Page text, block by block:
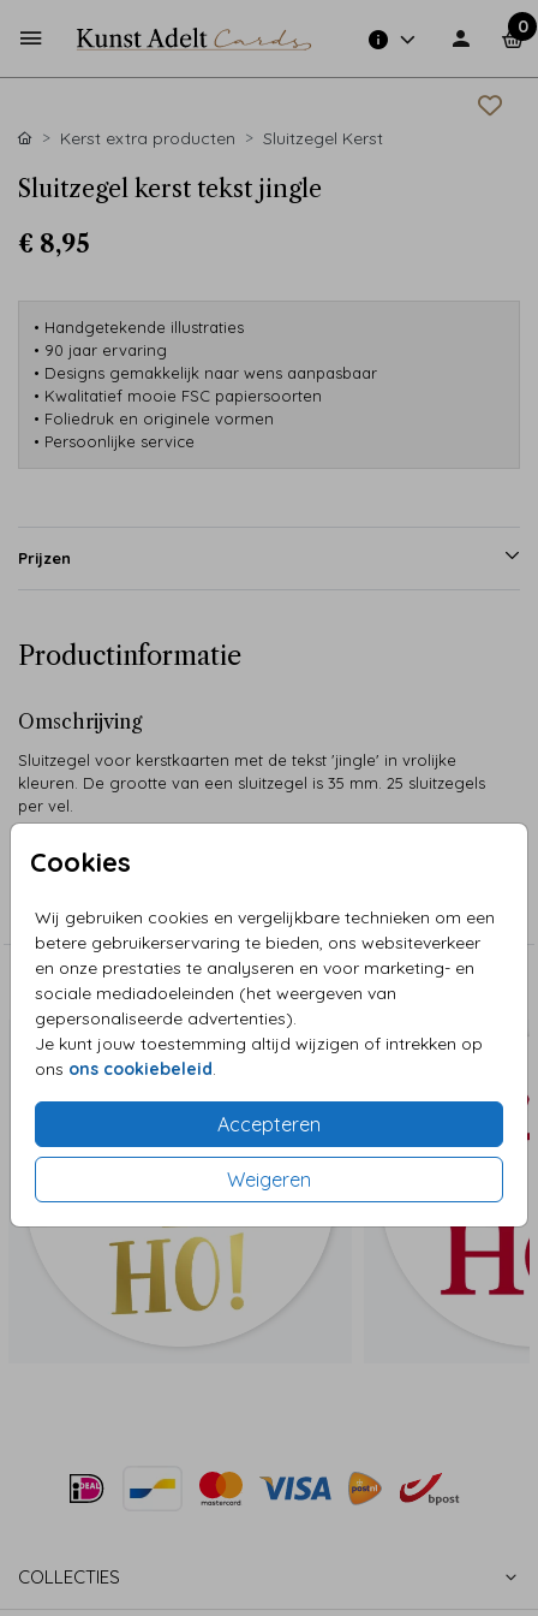
0
Cookies
Wij gebruiken cookies en vergelijkbare technieken om een
betere gebruikerservaring te bieden, ons websiteverkeer
en onze prestaties te analyseren en voor marketing- en
sociale mediadoeleinden (het weergeven van
gepersonaliseerde advertenties).
Je kunt jouw toestemming altijd wijzigen of intrekken op
ons ons cookiebeleid
Accepteren
Weigeren
Kerst extra producten Sluitzegel Kerst
Sluitzegel kerst tekst jingle
€ 8,95
• Handgetekende illustraties
• 90 jaar ervaring
• Designs gemakkelijk naar wens aanpasbaar
• Kwalitatief mooie FSC papiersoorten
• Foliedruk en originele vormen
• Persoonlijke service
Prijzen
Productinformatie
Omschrijving
Sluitzegel voor kerstkaarten met de tekst 'jingle' in vrolijke
kleuren. De grootte van een sluitzegel is 35 mm. 25 sluitzegels
per vel.
Collectie
Sluitzegel Kerst
Aanbevolen
COLLECTIES